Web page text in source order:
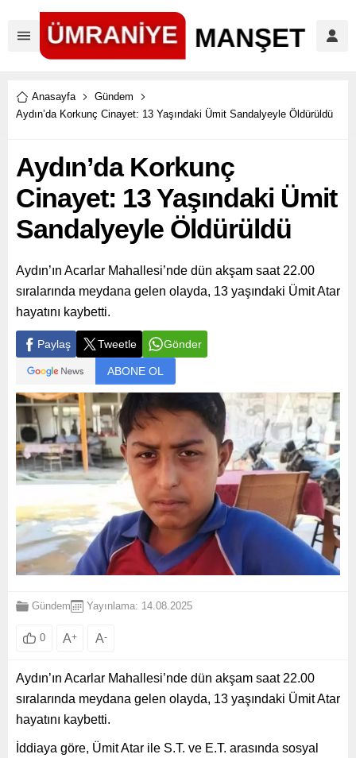
Anasayfa
Gündem
Aydın’da Korkunç Cinayet: 13 Yaşındaki Ümit Sandalyeyle Öldürüldü
Aydın’da Korkunç
Cinayet: 13 Yaşındaki Ümit
Sandalyeyle Öldürüldü
Aydın’ın Acarlar Mahallesi’nde dün akşam saat 22.00
sıralarında meydana gelen olayda, 13 yaşındaki Ümit Atar
hayatını kaybetti.
Paylaş Tweetle Gönder
ABONE OL
Gündem Yayınlama: 14.08.2025
0 A+ A-
Aydın’ın Acarlar Mahallesi’nde dün akşam saat 22.00
sıralarında meydana gelen olayda, 13 yaşındaki Ümit Atar
hayatını kaybetti.
İddiaya göre, Ümit Atar ile S.T. ve E.T. arasında sosyal